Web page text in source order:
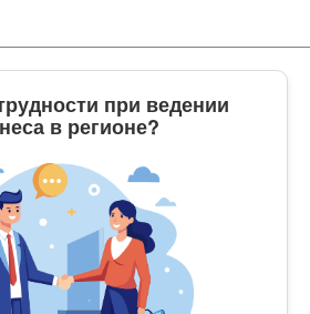
при ведении
в регионе?